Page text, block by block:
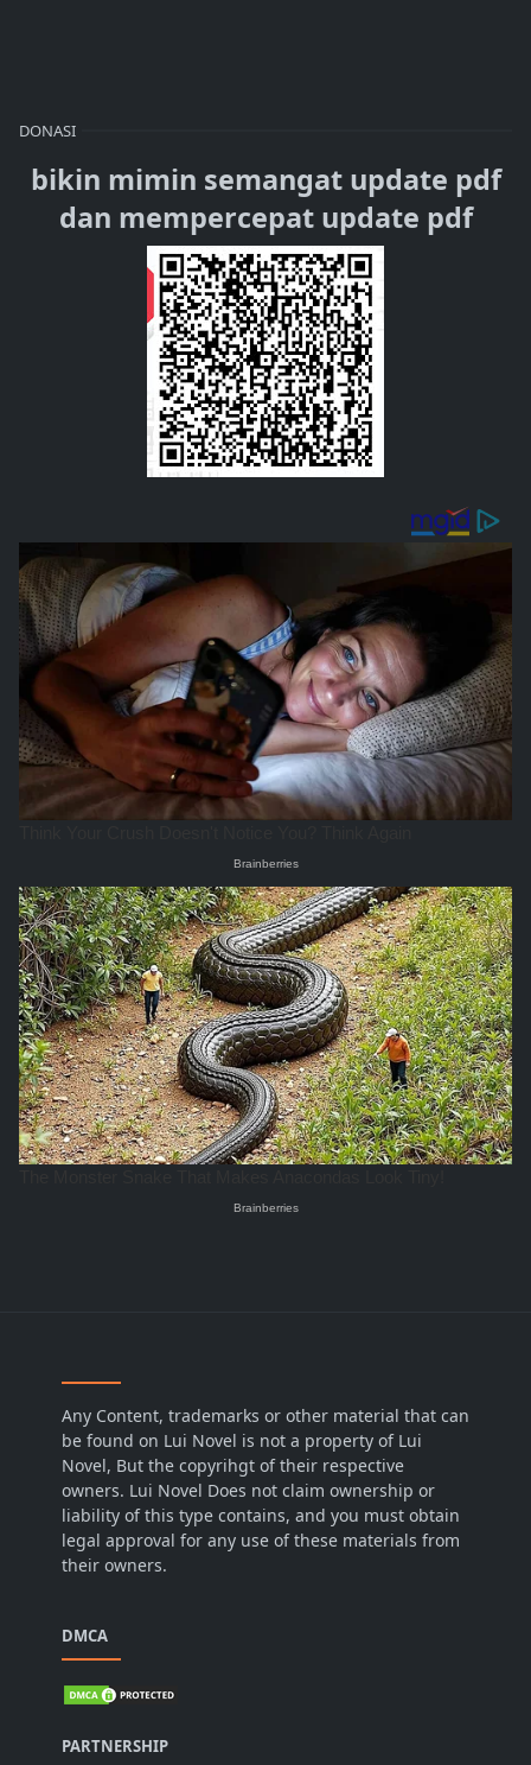
DONASI
bikin mimin semangat update pdf
dan mempercepat update pdf
Any Content, trademarks or other material that can
be found on Lui Novel is not a property of Lui
Novel, But the copyrihgt of their respective
owners. Lui Novel Does not claim ownership or
liability of this type contains, and you must obtain
legal approval for any use of these materials from
their owners.
DMCA
PARTNERSHIP